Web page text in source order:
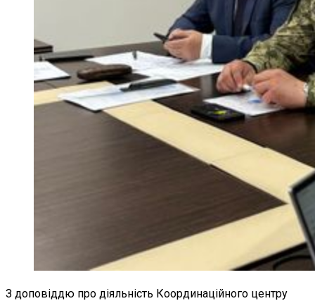
З доповіддю про діяльність Координаційного центру